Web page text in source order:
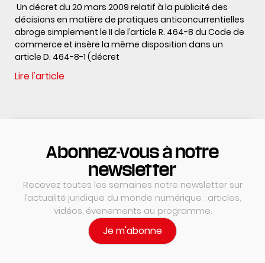
Un décret du 20 mars 2009 relatif à la publicité des
décisions en matière de pratiques anticoncurrentielles
abroge simplement le II de l’article R. 464-8 du Code de
commerce et insère la même disposition dans un
article D. 464-8-1 (décret
Lire l'article
Abonnez-vous à notre
newsletter
Recevez toutes les semaines notre newsletter sur
l’actualité juridique du monde numérique : articles,
vidéos, évenements au programme.
Je m'abonne